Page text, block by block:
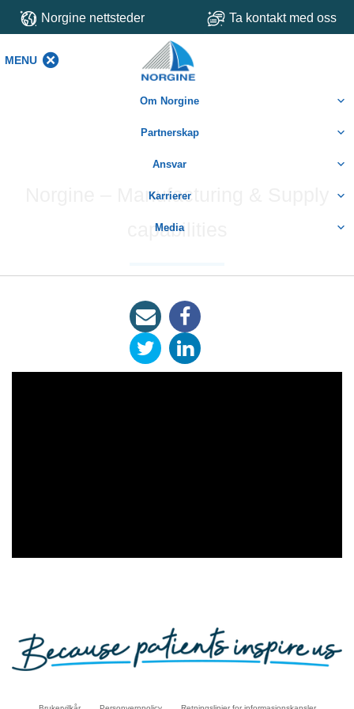
Norgine nettsteder Ta kontakt med oss
MENU
Om Norgine
Partnerskap
Ansvar
Karrierer
Media
Norgine – Manufacturing & Supply
capabilities